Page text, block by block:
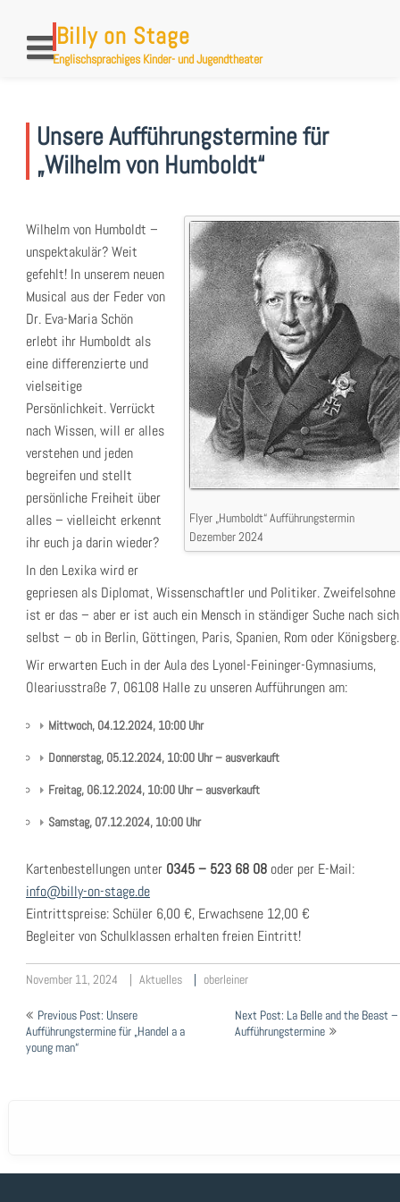
content
Billy on Stage
Englischsprachiges Kinder- und Jugendtheater
Unsere Aufführungstermine für
„Wilhelm von Humboldt“
Flyer „Humboldt“ Aufführungstermin
Dezember 2024
Wilhelm von Humboldt –
unspektakulär? Weit
gefehlt! In unserem neuen
Musical aus der Feder von
Dr. Eva-Maria Schön
erlebt ihr Humboldt als
eine differenzierte und
vielseitige
Persönlichkeit. Verrückt
nach Wissen, will er alles
verstehen und jeden
begreifen und stellt
persönliche Freiheit über
alles – vielleicht erkennt
ihr euch ja darin wieder?
In den Lexika wird er
gepriesen als Diplomat, Wissenschaftler und Politiker. Zweifelsohne
ist er das – aber er ist auch ein Mensch in ständiger Suche nach sich
selbst – ob in Berlin, Göttingen, Paris, Spanien, Rom oder Königsberg.
Wir erwarten Euch in der Aula des Lyonel-Feininger-Gymnasiums,
Oleariusstraße 7, 06108 Halle zu unseren Aufführungen am:
Mittwoch, 04.12.2024, 10:00 Uhr
Donnerstag, 05.12.2024, 10:00 Uhr – ausverkauft
Freitag, 06.12.2024, 10:00 Uhr – ausverkauft
Samstag, 07.12.2024, 10:00 Uhr
Kartenbestellungen unter 0345 – 523 68 08oder per E-Mail:
info@billy-on-stage.de
Eintrittspreise: Schüler 6,00 €, Erwachsene 12,00 €
Begleiter von Schulklassen erhalten freien Eintritt!
November 11, 2024 Aktuelles oberleiner
Beitragsnavigation
Previous Post: Unsere
Aufführungstermine für „Handel a a
young man“
Next Post: La Belle and the Beast –
Aufführungstermine